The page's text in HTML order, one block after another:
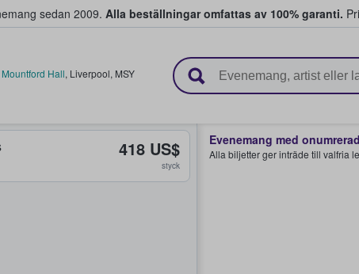
sedan 2009. Alla beställningar omfattas av 100% garanti.
biljetter.
Hall, Liverpool, MSY
418 US$
styck
Evenemang med
Alla biljetter ger inträde till valfria